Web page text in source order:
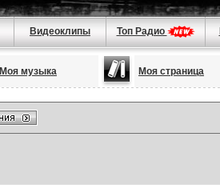
Видеоклипы Топ Радио
Моя музыка Моя страница